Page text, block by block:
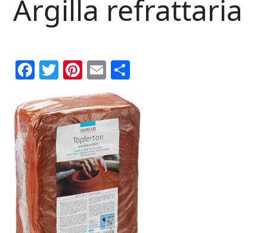
Argilla refrattaria
Facebook
TwitterPinterest
Email